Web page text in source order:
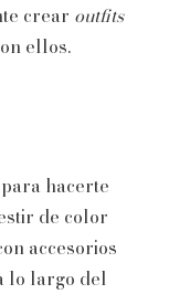
crear outfits
ellos.
hacerte
de color
accesorios
lo largo del